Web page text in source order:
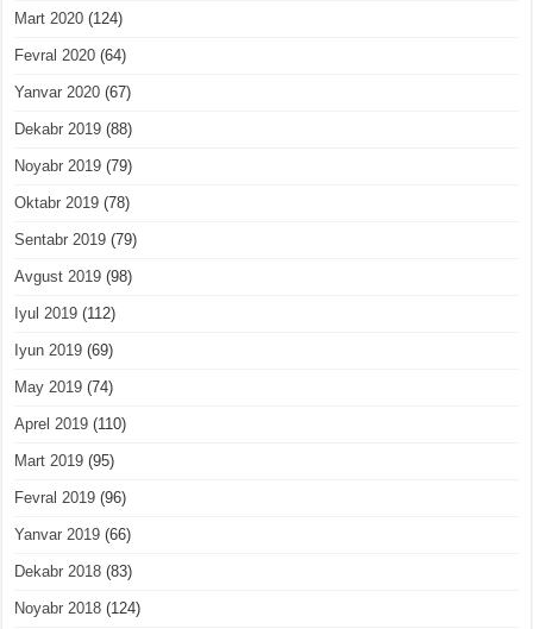
Mart 2020 (124)
Fevral 2020 (64)
Yanvar 2020 (67)
Dekabr 2019 (88)
Noyabr 2019 (79)
Oktabr 2019 (78)
Sentabr 2019 (79)
Avgust 2019 (98)
Iyul 2019 (112)
Iyun 2019 (69)
May 2019 (74)
Aprel 2019 (110)
Mart 2019 (95)
Fevral 2019 (96)
Yanvar 2019 (66)
Dekabr 2018 (83)
Noyabr 2018 (124)